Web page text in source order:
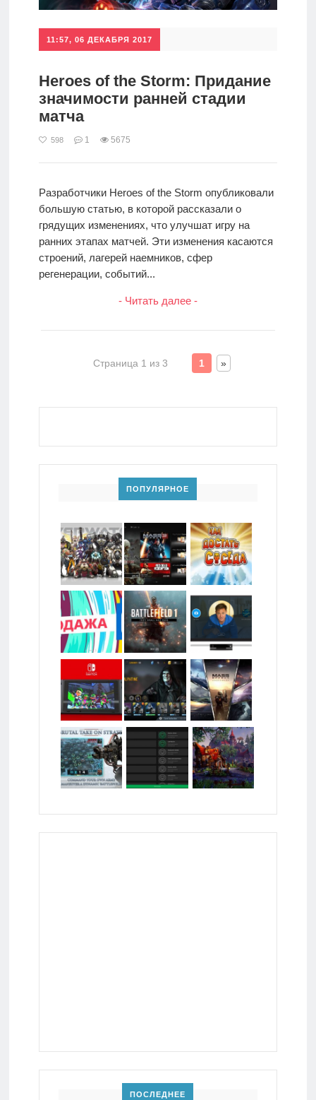
11:57, 06 ДЕКАБРЯ 2017
Heroes of the Storm: Придание
значимости ранней стадии
матча
598 1 5675
Разработчики Heroes of the Storm опубликовали
большую статью, в которой рассказали о
грядущих изменениях, что улучшат игру на
ранних этапах матчей. Эти изменения касаются
строений, лагерей наемников, сфер
регенерации, событий...
- Читать далее -
Страница 1 из 3 1 »
ПОПУЛЯРНОЕ
ПОСЛЕДНЕЕ